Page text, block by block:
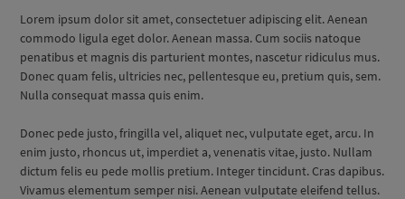
Lorem ipsum dolor sit amet, consectetuer adipiscing elit. Aenean
commodo ligula eget dolor. Aenean massa. Cum sociis natoque
penatibus et magnis dis parturient montes, nascetur ridiculus mus.
Donec quam felis, ultricies nec, pellentesque eu, pretium quis, sem.
Nulla consequat massa quis enim.
Donec pede justo, fringilla vel, aliquet nec, vulputate eget, arcu. In
enim justo, rhoncus ut, imperdiet a, venenatis vitae, justo. Nullam
dictum felis eu pede mollis pretium. Integer tincidunt. Cras dapibus.
Vivamus elementum semper nisi. Aenean vulputate eleifend tellus.